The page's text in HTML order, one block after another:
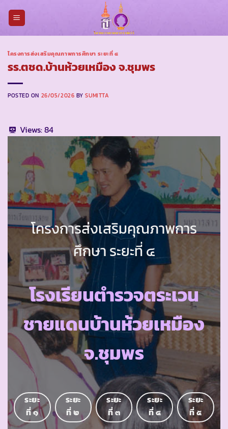
โครงการส่งเสริมคุณภาพการศึกษา ระยะที่ ๔
รร.ตชด.บ้านห้วยเหมือง จ.ชุมพร
POSTED ON 26/05/2026 BYSUMITTA
Views:84
โครงการส่งเสริมคุณภาพการ
ศึกษา ระยะที่ ๔
โรงเรียนตำรวจตระเวน
ชายแดนบ้านห้วยเหมือง
จ.ชุมพร
ระยะ
ที่ ๑
ระยะ
ที่ ๒
ระยะ
ที่ ๓
ระยะ
ที่ ๔
ระยะ
ที่ ๕